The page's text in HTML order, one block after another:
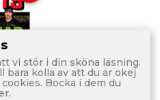
vi stör i din sköna läsning.
bara kolla av att du är okej
cookies. Bocka i dem du